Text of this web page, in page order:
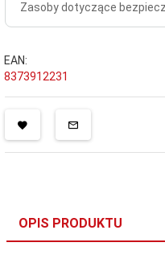
Zasoby dotyczące
EAN:
8373912231
OPIS PRODUKTU